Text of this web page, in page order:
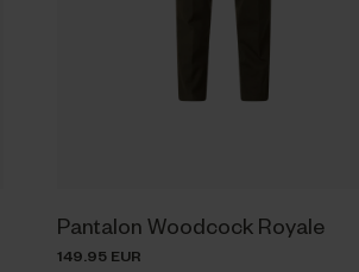
Pantalon Woodcock Royale
149.95 EUR